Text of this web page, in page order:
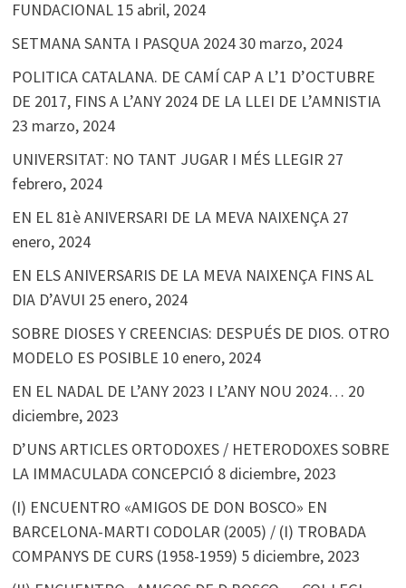
FUNDACIONAL 15 abril, 2024
SETMANA SANTA I PASQUA 202430 marzo, 2024
POLITICA CATALANA. DE CAMÍ CAP A L’1 D’OCTUBRE
DE 2017, FINS A L’ANY 2024 DE LA LLEI DE L’AMNISTIA
23 marzo, 2024
UNIVERSITAT: NO TANT JUGAR I MÉS LLEGIR 27
febrero, 2024
EN EL 81è ANIVERSARI DE LA MEVA NAIXENÇA 27
enero, 2024
EN ELS ANIVERSARIS DE LA MEVA NAIXENÇA FINS AL
DIA D’AVUI 25 enero, 2024
SOBRE DIOSES Y CREENCIAS: DESPUÉS DE DIOS. OTRO
MODELO ES POSIBLE 10 enero, 2024
EN EL NADAL DE L’ANY 2023 I L’ANY NOU 2024… 20
diciembre, 2023
D’UNS ARTICLES ORTODOXES / HETERODOXES SOBRE
LA IMMACULADA CONCEPCIÓ 8 diciembre, 2023
(I) ENCUENTRO «AMIGOS DE DON BOSCO» EN
BARCELONA-MARTI CODOLAR (2005) / (I) TROBADA
COMPANYS DE CURS (1958-1959) 5 diciembre, 2023